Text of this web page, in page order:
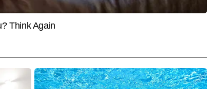
जीवनशैली से जुड़े कंटेंट पर उनकी मजबूत पकड़ उन्हें युवा और स्टाइल-सेवी ऑडियंस के
की लेखन शैली सरल, ट्रेंडी और यूज़र-फ्रेंडली है, जो पाठकों को तेजी से बदलते फैशन व
करती है। अब तक 2,500 से अधिक आर्टिकल्स लिख चुकी अवनी क्रिएटिव अप्रोच,
के लिए जानी जाती हैं।
End of Article